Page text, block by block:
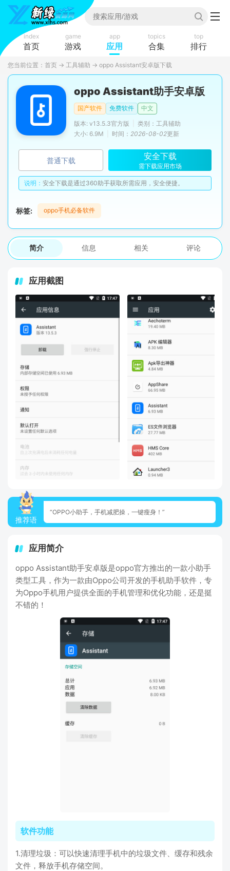
index
首页
game
游戏
app
应用
topics
合集
top
排行
您当前位置： 首页 → 工具辅助 → oppo Assistant安卓版下载
oppo Assistant助手安卓版
国产软件 免费软件
中文
版本: v13.5.3官方版
类别：工具辅助
大小: 6.9M
时间： 2026-08-02更新
普通下载 安全下载
需下载应用市场
说明： 安全下载是通过360助手获取所需应用，安全便捷。
标签: oppo手机必备软件
简介 信息 相关 评论
应用截图
推荐语
“OPPO小助手，手机减肥操，一键瘦身！”
应用简介
oppo Assistant助手安卓版是oppo官方推出的一款小助手
类型工具，作为一款由Oppo公司开发的手机助手软件，专
为Oppo手机用户提供全面的手机管理和优化功能，还是挺
不错的！
软件功能
1.清理垃圾：可以快速清理手机中的垃圾文件、缓存和残余
文件，释放手机存储空间。